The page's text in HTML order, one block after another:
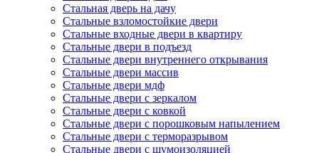
Стальная дверь на дачу
Стальные взломостойкие двери
Стальные входные двери в квартиру
Стальные двери в подъезд
Стальные двери внутреннего открывания
Стальные двери массив
Стальные двери мдф
Стальные двери с зеркалом
Стальные двери с ковкой
Стальные двери с порошковым напылением
Стальные двери с терморазрывом
Стальные двери с шумоизоляцией